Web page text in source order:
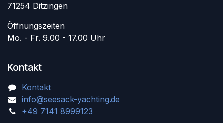
71254 Ditzingen
Öffnungszeiten
Mo. - Fr. 9.00 - 17.00 Uhr
Kontakt
Kontakt
info@seesack-yachting.de
+49 7141 8999123